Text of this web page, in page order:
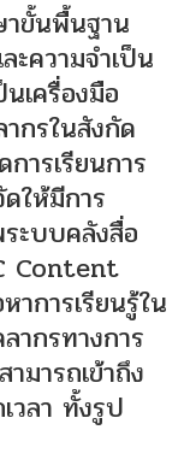
ขั้นพื้นฐาน
ความจำเป็น
เครื่องมือ
กรในสังกัด
ารเรียนการ
ให้มีการ
ะบบคลังสื่อ
Content
การเรียนรู้ใน
กรทางการ
มารถเข้าถึง
วลา ทั้งรูป